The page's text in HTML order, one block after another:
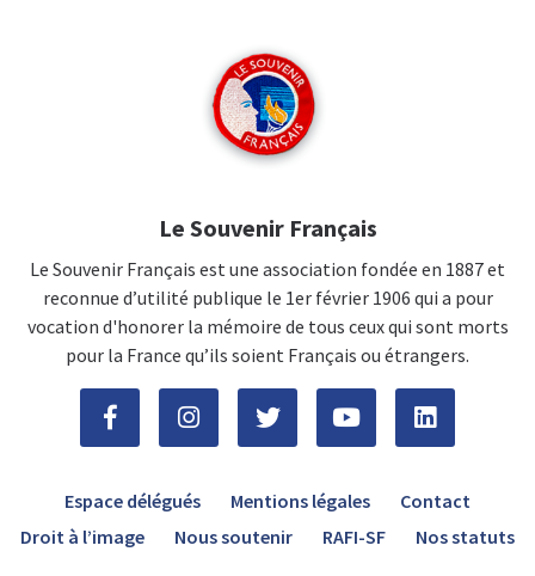
Le Souvenir Français
Le Souvenir Français est une association fondée en 1887 et
reconnue d’utilité publique le 1er février 1906 qui a pour
vocation d'honorer la mémoire de tous ceux qui sont morts
pour la France qu’ils soient Français ou étrangers.
Espace délégués Mentions légales
Contact
Droit à l’image
Nous soutenir RAFI-SF Nos statuts